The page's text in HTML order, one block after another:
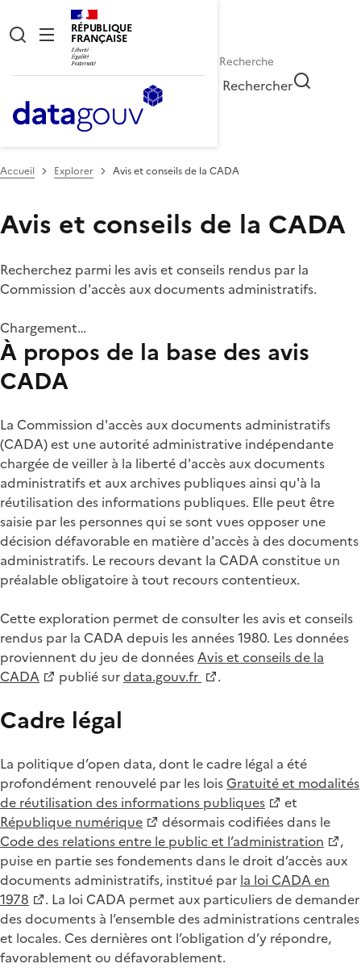
RÉPUBLIQUE
FRANÇAISE
Rechercher
Accueil Explorer Avis et conseils de la CADA
Avis et conseils de la CADA
Recherchez parmi les avis et conseils rendus par la
Commission d'accès aux documents administratifs.
Chargement…
À propos de la base des avis
CADA
La Commission d'accès aux documents administratifs
(CADA) est une autorité administrative indépendante
chargée de veiller à la liberté d'accès aux documents
administratifs et aux archives publiques ainsi qu'à la
réutilisation des informations publiques. Elle peut être
saisie par les personnes qui se sont vues opposer une
décision défavorable en matière d'accès à des documents
administratifs. Le recours devant la CADA constitue un
préalable obligatoire à tout recours contentieux.
Cette exploration permet de consulter les avis et conseils
rendus par la CADA depuis les années 1980. Les données
proviennent du jeu de donnéesAvis et conseils de la
CADA
publié surdata.gouv.fr .
Cadre légal
La politique d’open data, dont le cadre légal a été
profondément renouvelé par les loisGratuité et modalités
de réutilisation des informations publiques
et
République numérique
désormais codifiées dans le
Code des relations entre le public et l’administration
,
puise en partie ses fondements dans le droit d’accès aux
documents administratifs, institué par la loi CADA en
1978
. La loi CADA permet aux particuliers de demander
des documents à l’ensemble des administrations centrales
et locales. Ces dernières ont l’obligation d’y répondre,
favorablement ou défavorablement.